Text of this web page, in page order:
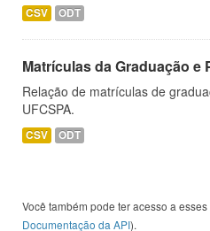
CSV ODT
Matrículas da Graduação e
Relação de matrículas de
UFCSPA.
CSV ODT
Você também pode ter acesso a
Documentação da API).